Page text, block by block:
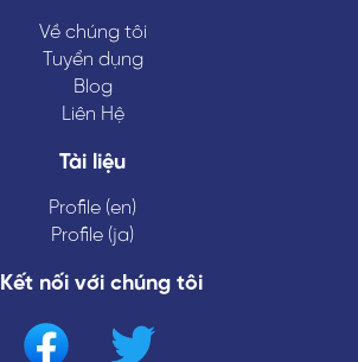
Về chúng tôi
Tuyển dụng
Blog
Liên Hệ
Tài liệu
Profile (en)
Profile (ja)
Kết nối với chúng tôi